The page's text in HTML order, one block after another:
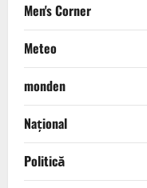
Men's Corner
Meteo
monden
Național
Politică